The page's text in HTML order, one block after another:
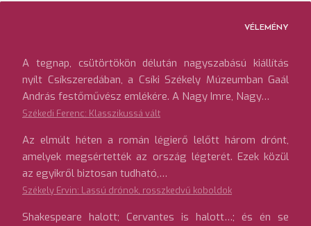
VÉLEMÉNY
A tegnap, csütörtökön délután nagyszabású kiállítás
nyílt Csíkszeredában, a Csíki Székely Múzeumban Gaál
András festőművész emlékére. A Nagy Imre, Nagy…
Székedi Ferenc: Klasszikussá vált
Az elmúlt héten a román légierő lelőtt három drónt,
amelyek megsértették az ország légterét. Ezek közül
az egyikről biztosan tudható,…
Székely Ervin: Lassú drónok, rosszkedvű koboldok
Shakespeare halott; Cervantes is halott…; és én se